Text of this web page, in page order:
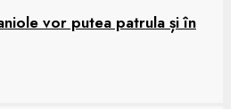
vor putea patrula și în